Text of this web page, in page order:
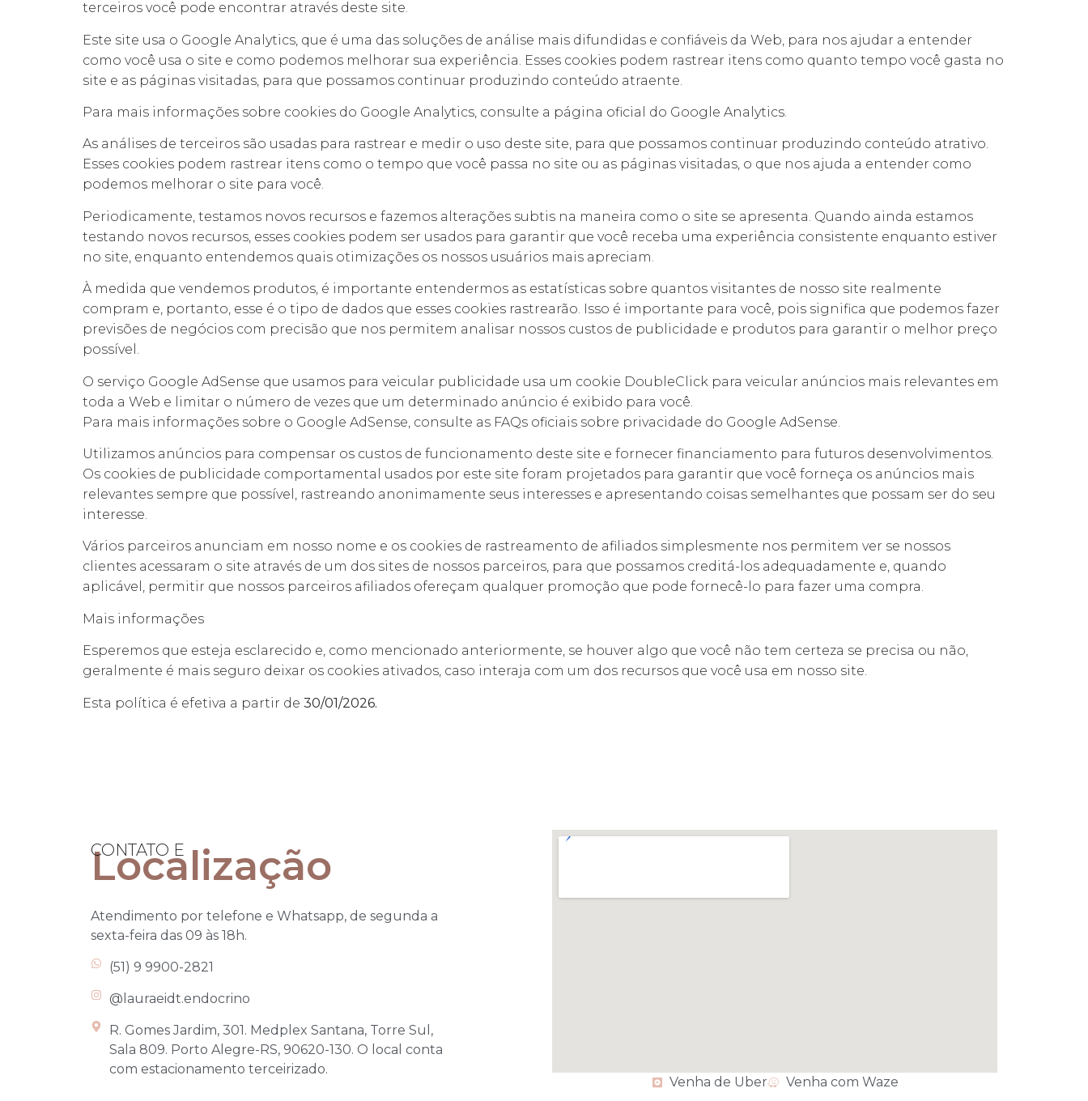
terceiros você pode encontrar através deste site.
Este site usa o Google Analytics, que é uma das soluções de análise mais difundidas e confiáveis ​​da Web, para nos ajudar a entender
como você usa o site e como podemos melhorar sua experiência. Esses cookies podem rastrear itens como quanto tempo você gasta no
site e as páginas visitadas, para que possamos continuar produzindo conteúdo atraente.
Para mais informações sobre cookies do Google Analytics, consulte a página oficial do Google Analytics.
As análises de terceiros são usadas para rastrear e medir o uso deste site, para que possamos continuar produzindo conteúdo atrativo.
Esses cookies podem rastrear itens como o tempo que você passa no site ou as páginas visitadas, o que nos ajuda a entender como
podemos melhorar o site para você.
Periodicamente, testamos novos recursos e fazemos alterações subtis na maneira como o site se apresenta. Quando ainda estamos
testando novos recursos, esses cookies podem ser usados ​​para garantir que você receba uma experiência consistente enquanto estiver
no site, enquanto entendemos quais otimizações os nossos usuários mais apreciam.
À medida que vendemos produtos, é importante entendermos as estatísticas sobre quantos visitantes de nosso site realmente
compram e, portanto, esse é o tipo de dados que esses cookies rastrearão. Isso é importante para você, pois significa que podemos fazer
previsões de negócios com precisão que nos permitem analisar nossos custos de publicidade e produtos para garantir o melhor preço
possível.
O serviço Google AdSense que usamos para veicular publicidade usa um cookie DoubleClick para veicular anúncios mais relevantes em
toda a Web e limitar o número de vezes que um determinado anúncio é exibido para você.
Para mais informações sobre o Google AdSense, consulte as FAQs oficiais sobre privacidade do Google AdSense.
Utilizamos anúncios para compensar os custos de funcionamento deste site e fornecer financiamento para futuros desenvolvimentos.
Os cookies de publicidade comportamental usados ​​por este site foram projetados para garantir que você forneça os anúncios mais
relevantes sempre que possível, rastreando anonimamente seus interesses e apresentando coisas semelhantes que possam ser do seu
interesse.
Vários parceiros anunciam em nosso nome e os cookies de rastreamento de afiliados simplesmente nos permitem ver se nossos
clientes acessaram o site através de um dos sites de nossos parceiros, para que possamos creditá-los adequadamente e, quando
aplicável, permitir que nossos parceiros afiliados ofereçam qualquer promoção que pode fornecê-lo para fazer uma compra.
Mais informações
Esperemos que esteja esclarecido e, como mencionado anteriormente, se houver algo que você não tem certeza se precisa ou não,
geralmente é mais seguro deixar os cookies ativados, caso interaja com um dos recursos que você usa em nosso site.
Esta política é efetiva a partir de 30/01/2026.
CONTATO E
Localização
Atendimento por telefone e Whatsapp, de segunda a
sexta-feira das 09 às 18h.
(51) 9 9900-2821
@lauraeidt.endocrino
R. Gomes Jardim, 301. Medplex Santana, Torre Sul,
Sala 809. Porto Alegre-RS, 90620-130. O local conta
com estacionamento terceirizado.
Venha de Uber
Venha com Waze